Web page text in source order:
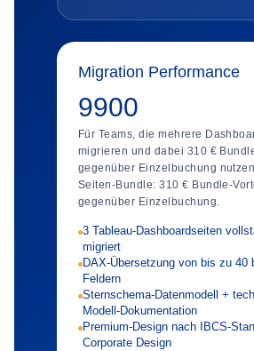
Migration Performance
9900
Für Teams, die mehrere
migrieren und dabei 310 €
gegenüber Einzelbuchung
Seiten-Bundle: 310 € Bundle-
gegenüber Einzelbuchung.
3 Tableau-Dashboardseiten
migriert
DAX-Übersetzung von bis zu 40
Feldern
Sternschema-Datenmodell +
Modell-Dokumentation
Premium-Design nach IBCS-
Corporate Design